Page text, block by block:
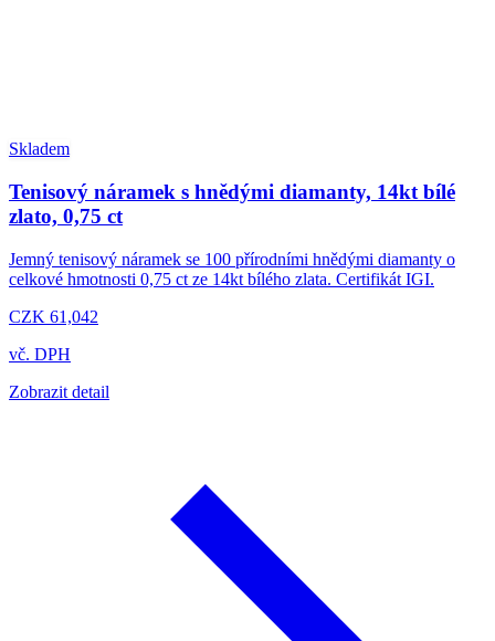
Skladem
Tenisový náramek s hnědými diamanty, 14kt bílé
zlato, 0,75 ct
Jemný tenisový náramek se 100 přírodními hnědými diamanty o
celkové hmotnosti 0,75 ct ze 14kt bílého zlata. Certifikát IGI.
CZK 61,042
vč. DPH
Zobrazit detail